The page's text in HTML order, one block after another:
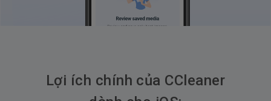
Lợi ích chính của CCleaner